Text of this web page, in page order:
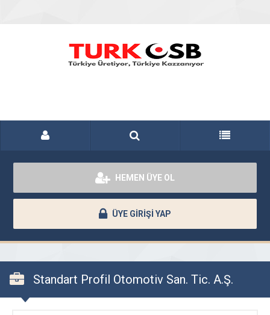
HEMEN ÜYE OL
ÜYE GİRİŞİ YAP
Standart Profil Otomotiv San. Tic. A.Ş.